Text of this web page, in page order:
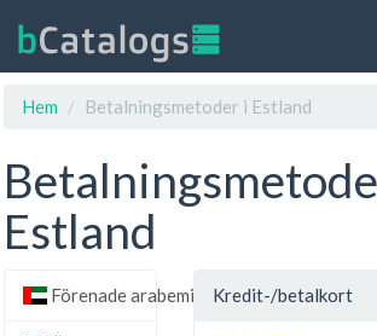
Hem
Betalningsmetoder i Estland
Estland
Förenade arabemiratenKredit-/betalkort